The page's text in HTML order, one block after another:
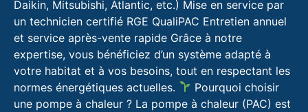
Daikin, Mitsubishi, Atlantic, etc.) Mise en service par
un technicien certifié RGE QualiPAC Entretien annuel
et service après-vente rapide Grâce à notre
expertise, vous bénéficiez d’un système adapté à
votre habitat et à vos besoins, tout en respectant les
normes énergétiques actuelles.
Pourquoi choisir
une pompe à chaleur ? La pompe à chaleur (PAC) est